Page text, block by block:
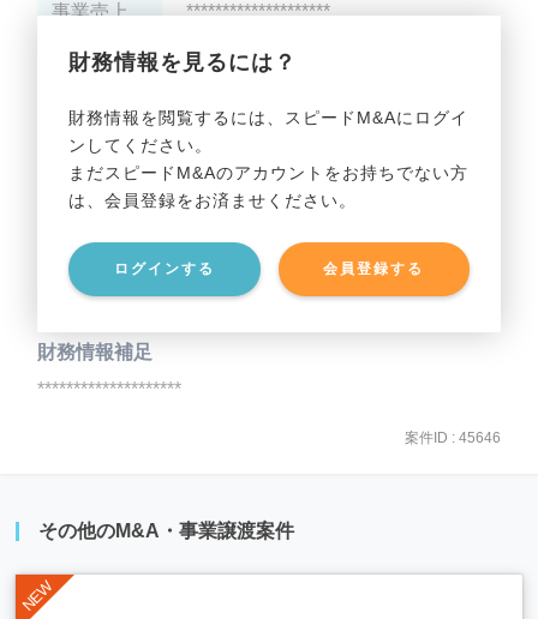
財務情報を見るには？
財務情報を閲覧するには、スピードM&Aにログイ
ンしてください。
まだスピードM&Aのアカウントをお持ちでない方
は、会員登録をお済ませください。
ログインする 会員登録する
事業売上 ********************
事業利益 ********************
貸借対照表（B/S）
事業資産 ********************
事業負債 ********************
財務情報補足
********************
案件ID : 45646
その他のM&A・事業譲渡案件